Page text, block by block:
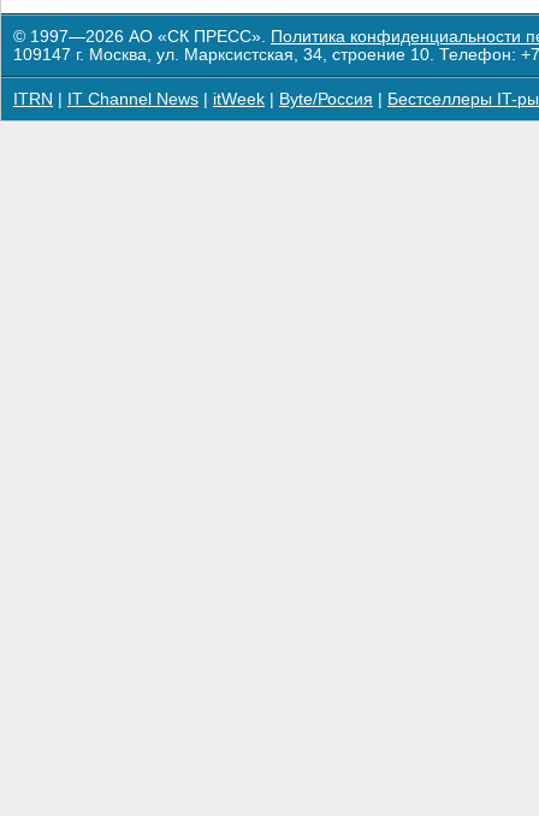
© 1997—2026 АО «СК ПРЕСС». Политика конфиденциальности
109147 г. Москва, ул. Марксистская, 34, строение 10. Телефон:
ITRN IT Channel News itWeek Byte/Россия Бестселлеры IT-